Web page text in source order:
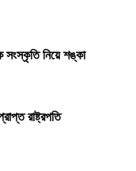
সংস্কৃতি নিয়ে শঙ্কা
রাষ্ট্রপতি